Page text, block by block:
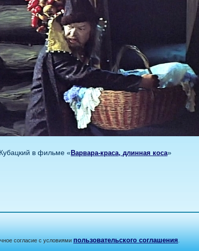
в фильме « Варвара-краса, длинная коса»
согласие с условиями пользовательского соглашения